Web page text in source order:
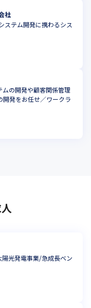
社
ステム開発に携わるシス
の開発や顧客関係管理
開発をお任せ／ワークラ
陽光発電事業/急成長ベン